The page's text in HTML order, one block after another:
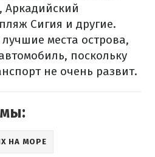
Аркадийский
Сигия и другие.
места острова,
поскольку
не очень развит.
НА МОРЕ